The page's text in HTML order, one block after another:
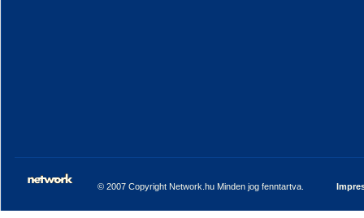
© 2007 Copyright Network.hu Minden jog fenntartva.